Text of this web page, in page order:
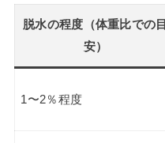
脱水の程度（体重比での目
安）
1〜2％程度